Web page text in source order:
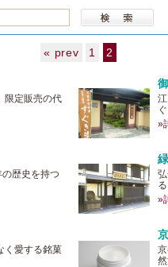
« prev 1 2
限定販売の代
»
歴史を持つ
»
く愛する銘菓